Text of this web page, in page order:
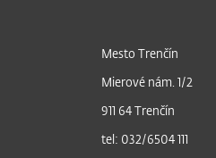
Mesto Trenčín
Mierové nám. 1/2
911 64 Trenčín
tel: 032/6504 111